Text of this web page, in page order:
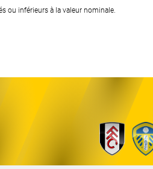
ou inférieurs à la valeur nominale.